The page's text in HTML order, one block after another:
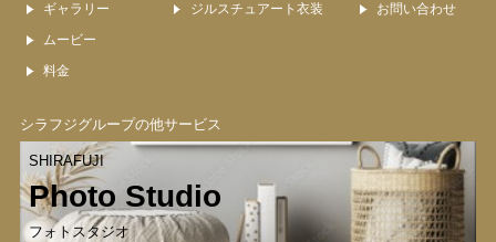
ギャラリー
ムービー
料金
ジルスチュアート衣装
お問い合わせ
シラフジグループの他サービス
SHIRAFUJI
Photo Studio
フォトスタジオ